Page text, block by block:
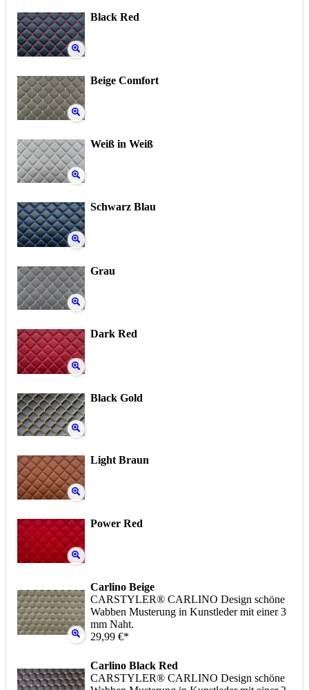
Black Red
Beige Comfort
Weiß in Weiß
Schwarz Blau
Grau
Dark Red
Black Gold
Light Braun
Power Red
Carlino Beige
CARSTYLER® CARLINO Design schöne
Wabben Musterung in Kunstleder mit einer 3
mm Naht.
29,99 €*
Carlino Black Red
CARSTYLER® CARLINO Design schöne